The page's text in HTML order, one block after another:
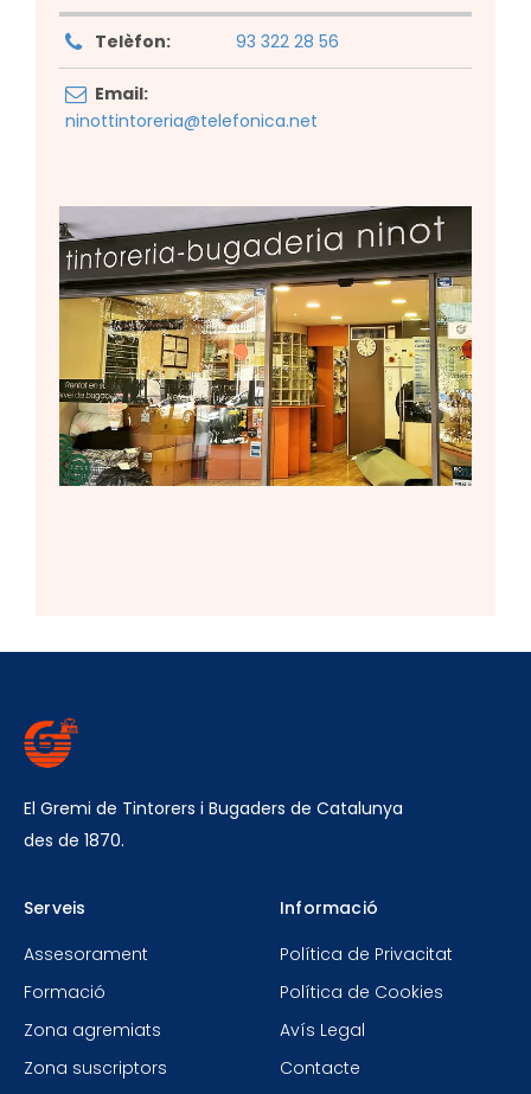
Telèfon: 93 322 28 56
Email:
ninottintoreria@telefonica.net
El Gremi de Tintorers i Bugaders de Catalunya
des de 1870.
Serveis
Assesorament
Formació
Zona agremiats
Zona suscriptors
Informació
Política de Privacitat
Política de Cookies
Avís Legal
Contacte